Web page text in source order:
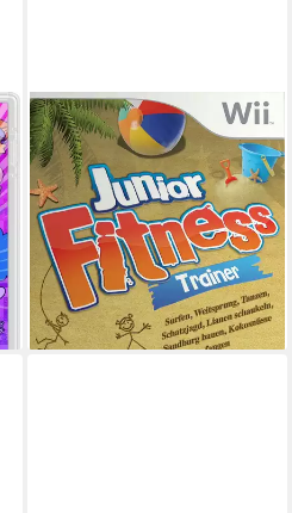
EMME
Junior Fitness Trainer
Nintendo Wii Plattform
ab 0 Jahren USK-Freigabe
EMME Deutschland GmbH Publisher
17,79 €
lieferbar - in 2-3 Werktagen bei dir